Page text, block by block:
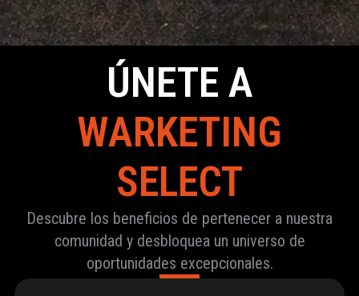
ÚNETE A
WARKETING
SELECT
Descubre los beneficios de pertenecer a nuestra
comunidad y desbloquea un universo de
oportunidades excepcionales.